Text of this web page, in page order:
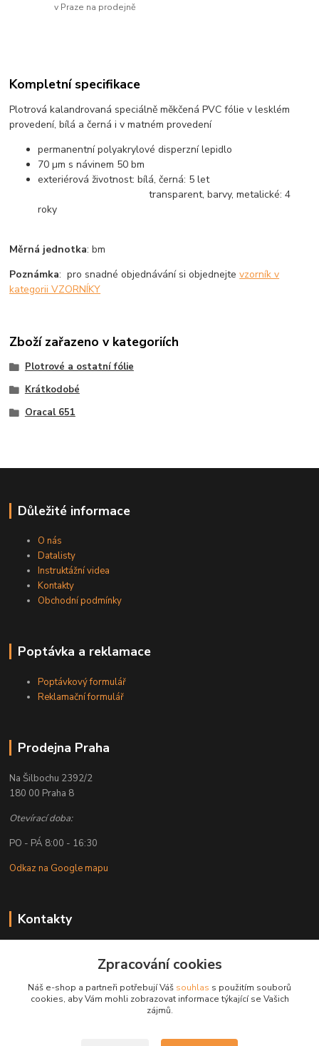
v Praze na prodejně
Kompletní specifikace
Plotrová kalandrovaná speciálně měkčená PVC fólie v lesklém
provedení, bílá a černá i v matném provedení
permanentní polyakrylové disperzní lepidlo
70 µm s návinem 50 bm
exteriérová životnost: bílá, černá: 5 let
transparent, barvy, metalické: 4
roky
Měrná jednotka: bm
Poznámka: pro snadné objednávání si objednejtevzorník v
kategorii VZORNÍKY
Zboží zařazeno v kategoriích
Plotrové a ostatní fólie
Krátkodobé
Oracal 651
Důležité informace
O nás
Datalisty
Instruktážní videa
Kontakty
Obchodní podmínky
Poptávka a reklamace
Poptávkový formulář
Reklamační formulář
Prodejna Praha
Na Šilbochu 2392/2
180 00 Praha 8
Otevírací doba:
PO - PÁ 8:00 - 16:30
Odkaz na Google mapu
Kontakty
+ 420 608 777 028
obchod@golemreklama.cz
Zpracování cookies
Náš e-shop a partneři potřebují Váš souhlas s použitím souborů
cookies, aby Vám mohli zobrazovat informace týkající se Vašich
zájmů.